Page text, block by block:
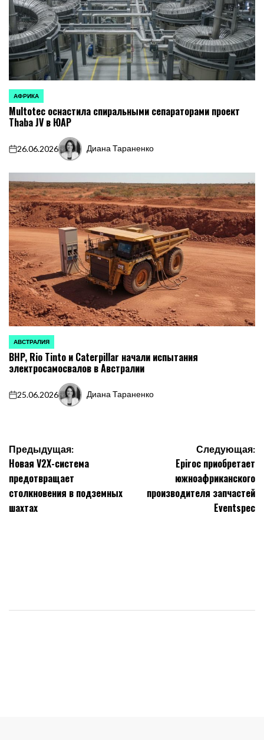
ОПУБЛИКОВАНО
В
АФРИКА
Multotec оснастила спиральными сепараторами проект
Thaba JV в ЮАР
on
26.06.2026
Запись
Диана Тараненко
ОПУБЛИКОВАНО
В
АВСТРАЛИЯ
BHP, Rio Tinto и Caterpillar начали испытания
электросамосвалов в Австралии
on
25.06.2026
Запись
Диана Тараненко
Навигация
по
записям
Предыдущая:
Новая V2X-система
предотвращает
столкновения в подземных
шахтах
Следующая:
Epiroc приобретает
южноафриканского
производителя запчастей
Eventspec